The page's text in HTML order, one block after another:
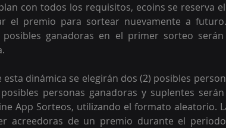
con todos los requisitos, ecoins se reserva
el premio para sortear nuevamente a
ganadoras en el primer sorteo
esta dinámica se elegirán dos (2) posibles
personas ganadoras y suplentes
App Sorteos, utilizando el formato aleatorio.
acreedoras de un premio durante el